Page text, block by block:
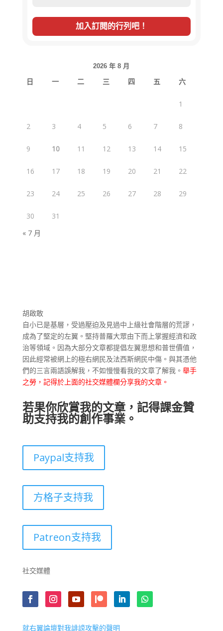
2026 年 8 月
日 一 二 三 四 五 六
1
2 3 4 5 6 7 8
9 10 11 12 13 14 15
16 17 18 19 20 21 22
23 24 25 26 27 28 29
30
31
« 7 月
胡啟敢
自小已是基層，受過壓迫及見過中上級社會階層的荒謬，
成為了堅定的左翼。堅持普羅大眾由下而上掌握經濟和政
治等領域。因為大部分文章都提倡左翼思想和普世價值，
因此經常被網上的極右網民及法西斯網民中傷。與其憑他
們的三言兩語誤解我，不如慢慢看我的文章了解我。 舉手
之勞，記得於上面的社交媒體欄分享我的文章。
若果你欣賞我的文章，記得課金贊
助支持我的創作事業。
Paypal支持我
方格子支持我
Patreon支持我
社交媒體
就右翼論壇對我誹謗攻擊的聲明